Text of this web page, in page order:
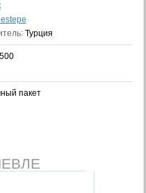
Турция
500
пакет